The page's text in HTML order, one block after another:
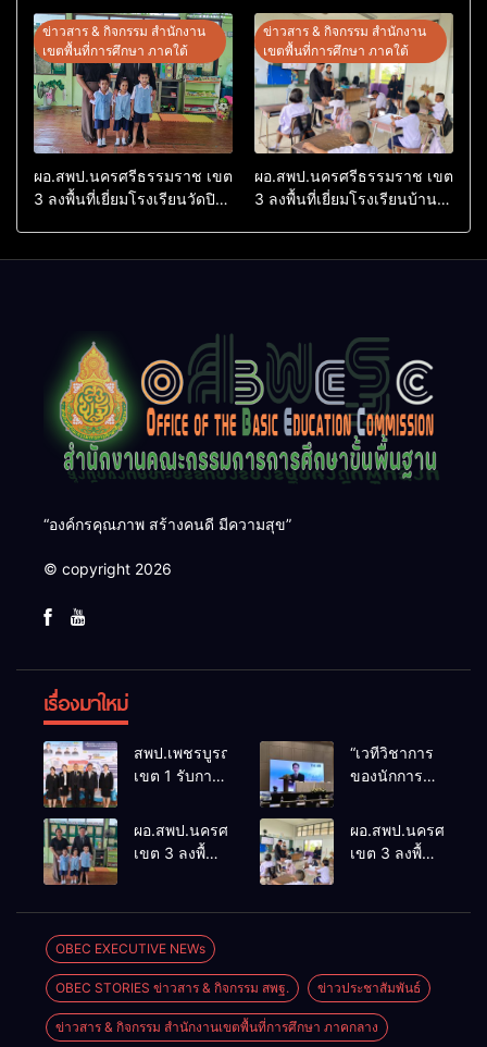
ต้นแบบ” ระดับประเทศ รุ่นที่ 3
ประจำปีงบประมาณ พ.ศ.
2569
Conference on Education
Research (ThaiCER) 2026
ข่าวสาร & กิจกรรม สำนักงาน
เขตพื้นที่การศึกษา ภาคใต้
ผอ.สพป.นครศรีธรรมราช เขต
3 ลงพื้นที่เยี่ยมโรงเรียนวัดปิยา
ข่าวสาร & กิจกรรม สำนักงาน
เขตพื้นที่การศึกษา ภาคใต้
ผอ.สพป.นครศรีธรรมราช เขต
3 ลงพื้นที่เยี่ยมโรงเรียนบ้าน
“องค์กรคุณภาพ สร้างคนดี มีความสุข”
© copyright 2026
เรื่องมาใหม่
สพป.เพชรบูรณ์
เขต 1 รับการ
ประเมินผล
เชิงประจักษ์
ต้นแบบ”
ระดับประเทศ
รุ่นที่ 3 ประจำ
ปีงบประมาณ
พ.ศ. 2569
“เวทีวิชาการ
ของนักการ
ThaiCER
International
Research
(ThaiCER)
2026
ผอ.สพป.นครศรีธรรมราช
เขต 3 ลงพื้นที่
ปากพนัง
ผอ.สพป.นครศรีธรร
เขต 3 ลงพื้นที่
OBEC EXECUTIVE NEWs
OBEC STORIES ข่าวสาร & กิจกรรม สพฐ. ข่าวประชาสัมพันธ์
ข่าวสาร & กิจกรรม สำนักงานเขตพื้นที่การศึกษา ภาคกลาง